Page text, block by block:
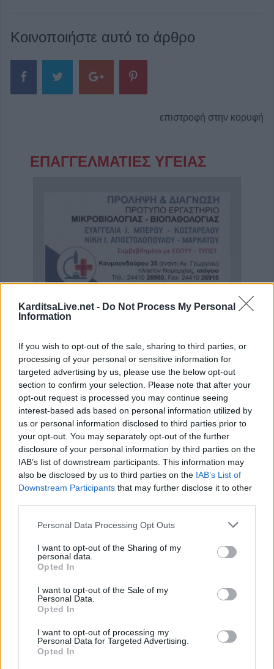
KarditsaLive.net - Do Not Process My Personal
Information
If you wish to opt-out of the sale, sharing to third parties, or
processing of your personal or sensitive information for
targeted advertising by us, please use the below opt-out
section to confirm your selection. Please note that after your
opt-out request is processed you may continue seeing
interest-based ads based on personal information utilized by
us or personal information disclosed to third parties prior to
your opt-out. You may separately opt-out of the further
disclosure of your personal information by third parties on the
IAB’s list of downstream participants. This information may
also be disclosed by us to third parties on the IAB’s List of
Downstream Participants that may further disclose it to other
Personal Data Processing Opt Outs
I want to opt-out of the Sharing of my
personal data.
Opted In
I want to opt-out of the Sale of my
Personal Data.
Opted In
I want to opt-out of processing my
Personal Data for Targeted Advertising.
Opted In
Κοινοποιήστε αυτό το άρθρο
επιστροφή στην κορυφή
ΕΠΑΓΓΕΛΜΑΤΙΕΣ ΥΓΕΙΑΣ
ΑΓΓΕΛΙΕΣ